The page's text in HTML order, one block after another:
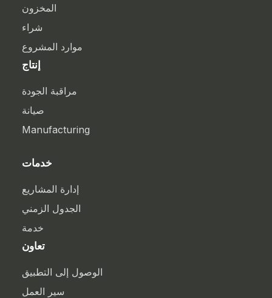
المخزون
شراء
موارد المشروع
إنتاج
مراقبة الجودة
صيانة
Manufacturing
خدمات
إدارة المشاريع
الجدول الزمني
خدمة
تعاون
الوصول إلى التطبيق
سير العمل